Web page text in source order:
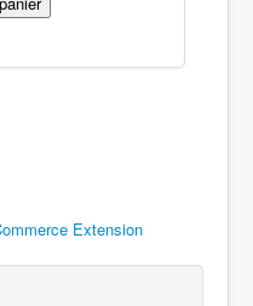
Extension